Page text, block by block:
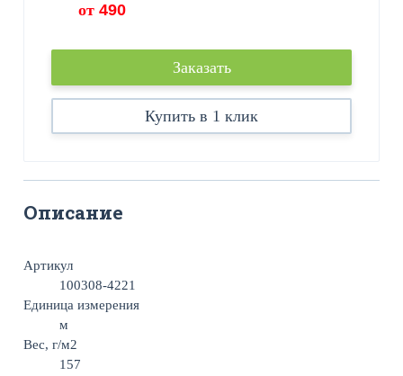
от 490
Заказать
Купить в 1 клик
Описание
Артикул
100308-4221
Единица измерения
м
Вес, г/м2
157